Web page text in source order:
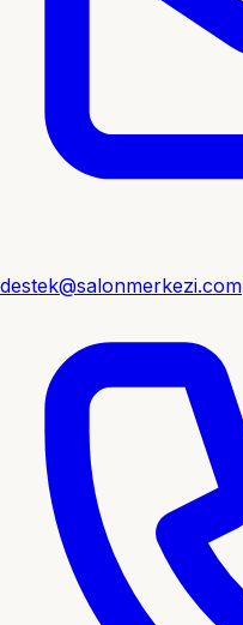
destek@salonmerkezi.com